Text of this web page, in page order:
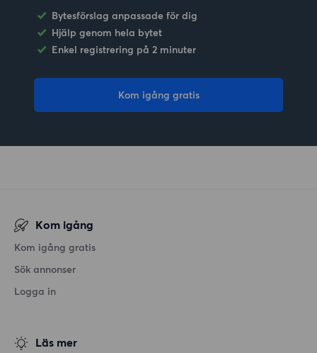
Bytesförslag anpassade för dig
Hjälp genom hela bytet
Enkel registrering på 2 minuter
Kom igång gratis
Kom igång
Kom igång gratis
Sök annonser
Logga in
Läs mer